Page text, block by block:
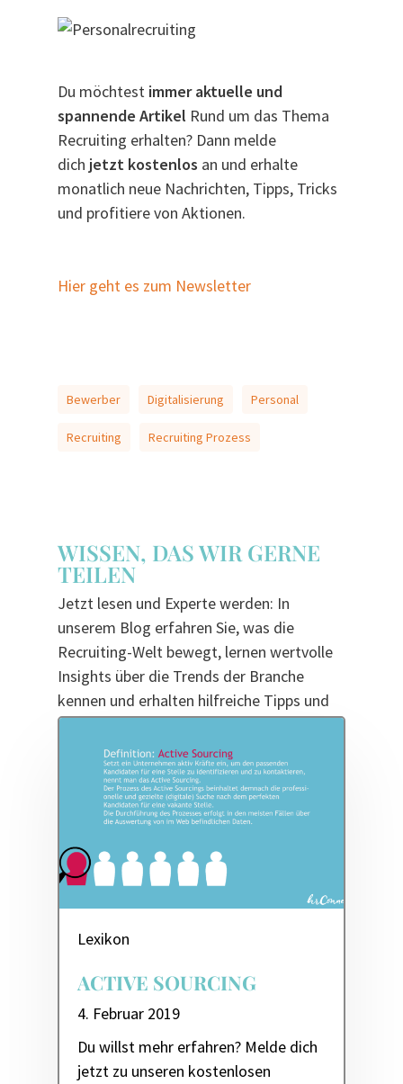
Du möchtest immer aktuelle und
spannende Artikel Rund um das Thema
Recruiting erhalten? Dann melde
dich jetzt kostenlos an und erhalte
monatlich neue Nachrichten, Tipps, Tricks
und profitiere von Aktionen.
Hier geht es zum Newsletter
Bewerber Digitalisierung Personal
Recruiting Recruiting Prozess
WISSEN, DAS WIR GERNE
TEILEN
Jetzt lesen und Experte werden: In
unserem Blog erfahren Sie, was die
Recruiting-Welt bewegt, lernen wertvolle
Insights über die Trends der Branche
kennen und erhalten hilfreiche Tipps und
Tricks für noch smarteres Recruiting.
Lexikon
4. Februar 2019
ACTIVE SOURCING
Du willst mehr erfahren? Melde dich
jetzt zu unseren kostenlosen